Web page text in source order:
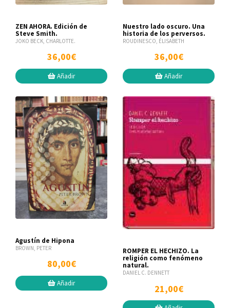
ZEN AHORA. Edición de
Steve Smith.
JOKO BECK, CHARLOTTE.
36,00€
Añadir
Nuestro lado oscuro. Una
historia de los perversos.
ROUDINESCO, ÉLISABETH
36,00€
Añadir
Agustín de Hipona
BROWN, PETER
80,00€
Añadir
ROMPER EL HECHIZO. La
religión como fenómeno
natural.
DANIEL C. DENNETT
21,00€